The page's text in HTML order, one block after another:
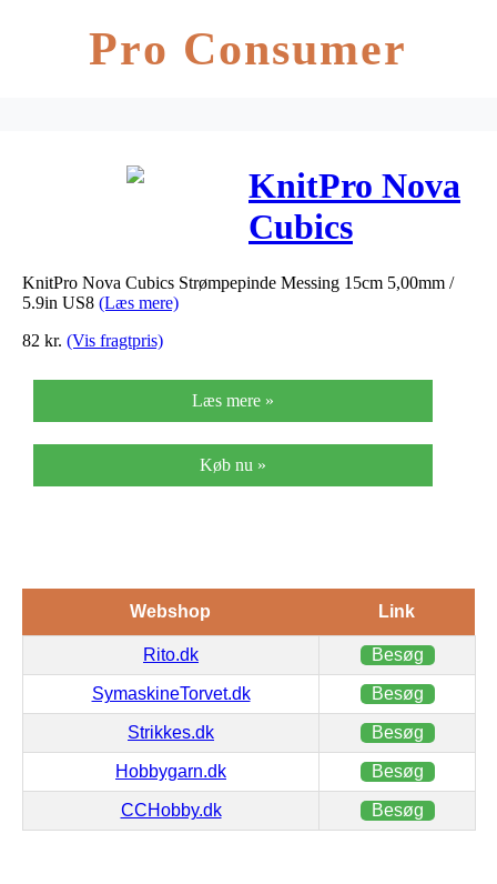
Pro Consumer
KnitPro Nova
Cubics
Strømpepinde
US8
KnitPro Nova Cubics Strømpepinde Messing 15cm 5,00mm /
5.9in US8 (Læs mere)
82 kr. (Vis fragtpris)
Læs mere »
Køb nu »
Webshop Link
Rito.dk Besøg
SymaskineTorvet.dk Besøg
Strikkes.dk Besøg
Hobbygarn.dk Besøg
CCHobby.dk Besøg